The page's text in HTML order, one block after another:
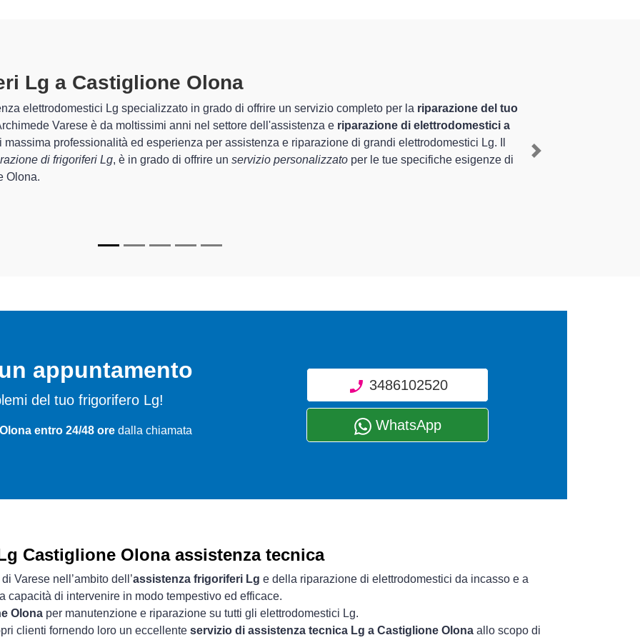
Lg A Castiglione Olona
Varese sono in grado di garantire al cliente esperienza pluriennale nel territorio di Castiglione Olona e
la sistemazione e lariparazione del tuo frigorifero Lg a Castiglione Olona, mediante il ripristino rapido del
di Archimede Varese sono in grado di fornire interventi di diverse tipologie sugli elettrodomestici da riparare per
e durare a lungo nel tempo.
Next
appuntamento
del tuo frigorifero Lg!
entro 24/48 oredalla chiamata
3486102520
WhatsApp
Castiglione Olona assistenza tecnica
Varese nell’ambito dell’assistenza frigoriferi Lg e della riparazione di elettrodomestici da incasso e a
capacità di intervenire in modo tempestivo ed efficace.
Olona per manutenzione e riparazione su tutti gli elettrodomestici Lg.
clienti fornendo loro un eccellente servizio di assistenza tecnica Lg a Castiglione Olona allo scopo di